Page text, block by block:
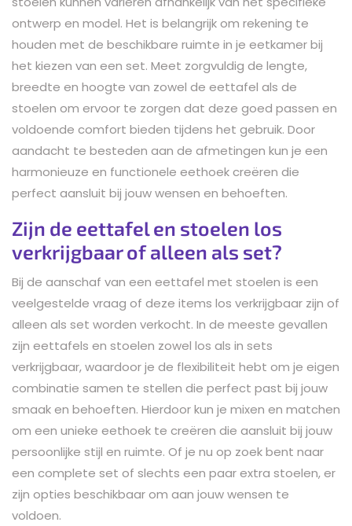
ontwerp en model. Het is belangrijk om rekening te
houden met de beschikbare ruimte in je eetkamer bij
het kiezen van een set. Meet zorgvuldig de lengte,
breedte en hoogte van zowel de eettafel als de
stoelen om ervoor te zorgen dat deze goed passen en
voldoende comfort bieden tijdens het gebruik. Door
aandacht te besteden aan de afmetingen kun je een
harmonieuze en functionele eethoek creëren die
perfect aansluit bij jouw wensen en behoeften.
Zijn de eettafel en stoelen los
verkrijgbaar of alleen als set?
Bij de aanschaf van een eettafel met stoelen is een
veelgestelde vraag of deze items los verkrijgbaar zijn of
alleen als set worden verkocht. In de meeste gevallen
zijn eettafels en stoelen zowel los als in sets
verkrijgbaar, waardoor je de flexibiliteit hebt om je eigen
combinatie samen te stellen die perfect past bij jouw
smaak en behoeften. Hierdoor kun je mixen en matchen
om een unieke eethoek te creëren die aansluit bij jouw
persoonlijke stijl en ruimte. Of je nu op zoek bent naar
een complete set of slechts een paar extra stoelen, er
zijn opties beschikbaar om aan jouw wensen te
voldoen.